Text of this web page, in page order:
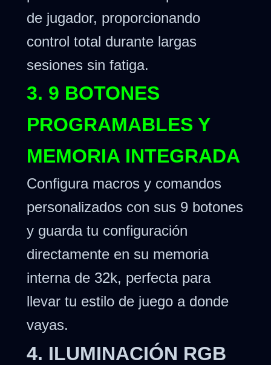
de jugador, proporcionando
control total durante largas
sesiones sin fatiga.
3. 9 BOTONES
PROGRAMABLES Y
MEMORIA INTEGRADA
Configura macros y comandos
personalizados con sus 9 botones
y guarda tu configuración
directamente en su memoria
interna de 32k, perfecta para
llevar tu estilo de juego a donde
vayas.
4. ILUMINACIÓN RGB